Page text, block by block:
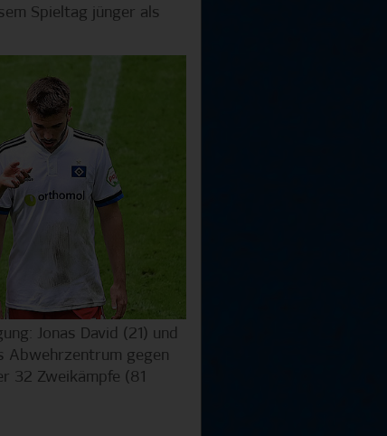
Spieltag jünger als
Jonas David (21) und
Abwehrzentrum gegen
32 Zweikämpfe (81